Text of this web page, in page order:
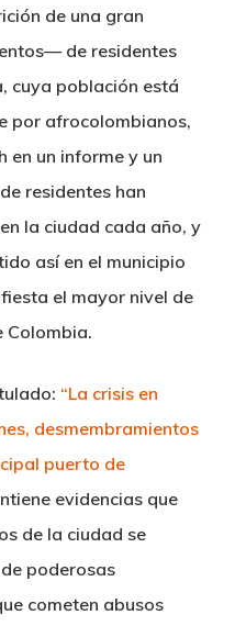
de una gran
de residentes
cuya población está
por afrocolombianos,
en un informe y un
residentes han
la ciudad cada año, y
así en el municipio
el mayor nivel de
Colombia.
“La crisis en
desmembramientos
puerto de
evidencias que
de la ciudad se
poderosas
cometen abusos